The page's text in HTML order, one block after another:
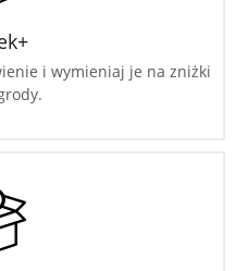
i wymieniaj je na zniżki